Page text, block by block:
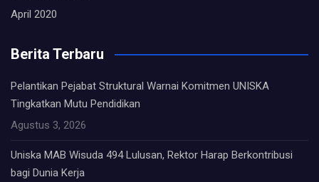
April 2020
Berita Terbaru
Pelantikan Pejabat Struktural Warnai Komitmen UNISKA
Tingkatkan Mutu Pendidikan
Agustus 3, 2026
Uniska MAB Wisuda 494 Lulusan, Rektor Harap Berkontribusi
bagi Dunia Kerja